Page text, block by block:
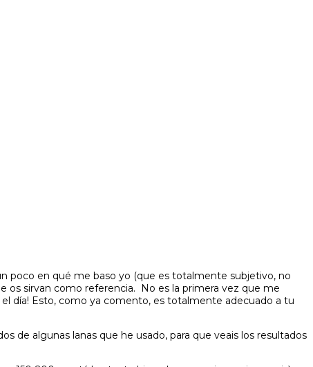
poco en qué me baso yo (que es totalmente subjetivo, no
os sirvan como referencia. No es la primera vez que me
día! Esto, como ya comento, es totalmente adecuado a tu
de algunas lanas que he usado, para que veais los resultados